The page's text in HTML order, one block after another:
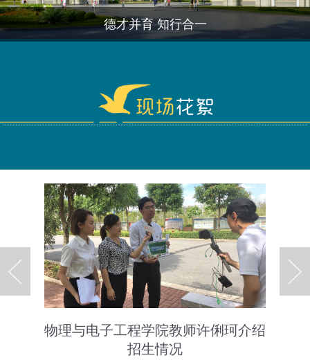
德才并育 知行合一
物理与电子工程学院教师许俐珂介绍
招生情况